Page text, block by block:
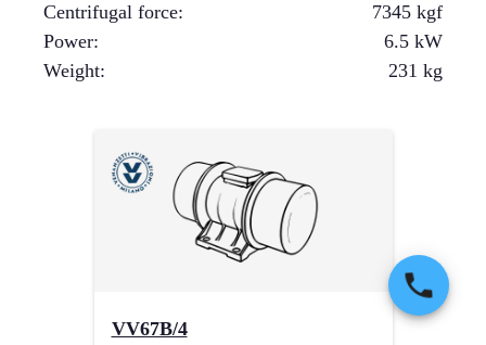
Centrifugal force: 7345 kgf
Power: 6.5 kW
Weight: 231 kg
VV67B/4